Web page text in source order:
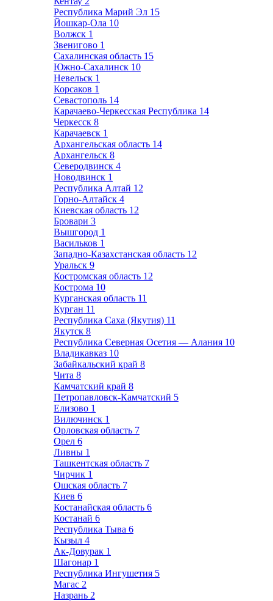
Республика Марий Эл 15
Йошкар-Ола 10
Волжск 1
Звенигово 1
Сахалинская область 15
Южно-Сахалинск 10
Невельск 1
Корсаков 1
Севастополь 14
Карачаево-Черкесская Республика 14
Черкесск 8
Карачаевск 1
Архангельская область 14
Архангельск 8
Северодвинск 4
Новодвинск 1
Республика Алтай 12
Горно-Алтайск 4
Киевская область 12
Бровари 3
Вышгород 1
Васильков 1
Западно-Казахстанская область 12
Уральск 9
Костромская область 12
Кострома 10
Курганская область 11
Курган 11
Республика Саха (Якутия) 11
Якутск 8
Республика Северная Осетия — Алания 10
Владикавказ 10
Забайкальский край 8
Чита 8
Камчатский край 8
Петропавловск-Камчатский 5
Елизово 1
Вилючинск 1
Орловская область 7
Орел 6
Ливны 1
Ташкентская область 7
Чирчик 1
Ошская область 7
Киев 6
Костанайская область 6
Костанай 6
Республика Тыва 6
Кызыл 4
Ак-Довурак 1
Шагонар 1
Республика Ингушетия 5
Магас 2
Назрань 2